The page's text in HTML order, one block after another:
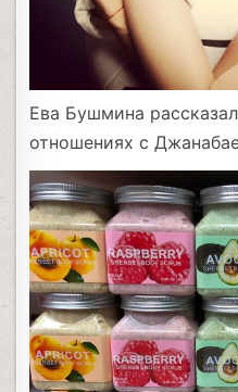
Ева Бушмина
отношениях с